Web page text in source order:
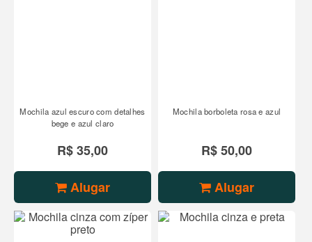
Mochila azul escuro com detalhes
bege e azul claro
R$ 35,00
Alugar
Mochila borboleta rosa e azul
R$ 50,00
Alugar